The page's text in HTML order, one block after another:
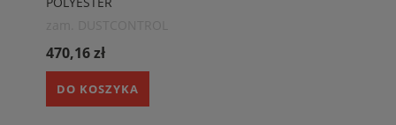
470,16 zł
DO KOSZYKA